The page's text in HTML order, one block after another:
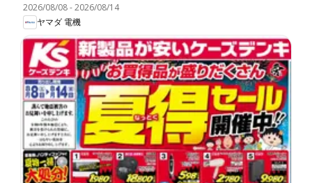
2026/08/08-2026/08/14
ヤマダ 電機